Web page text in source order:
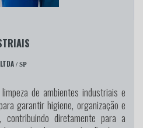
/ SP
de ambientes industriais e
garantir higiene, organização e
contribuindo diretamente para a